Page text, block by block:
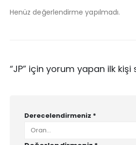
Henüz değerlendirme yapılmadı.
“JP” için yorum yapan ilk kişi
Derecelendirmeniz *